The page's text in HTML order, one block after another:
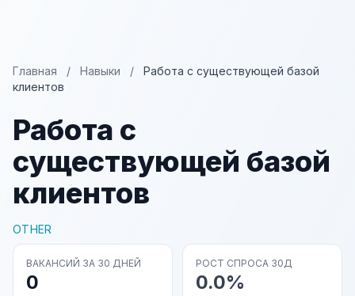
Главная / Навыки /
Работа с существующей базой
клиентов
Работа с
существующей базой
клиентов
OTHER
ВАКАНСИЙ ЗА 30 ДНЕЙ
0
РОСТ СПРОСА 30Д
0.0%